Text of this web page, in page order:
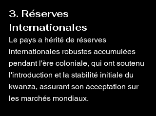
3. Réserves
Internationales
Le pays a hérité de réserves
internationales robustes accumulées
pendant l'ère coloniale, qui ont soutenu
l'introduction et la stabilité initiale du
kwanza, assurant son acceptation sur
les marchés mondiaux.